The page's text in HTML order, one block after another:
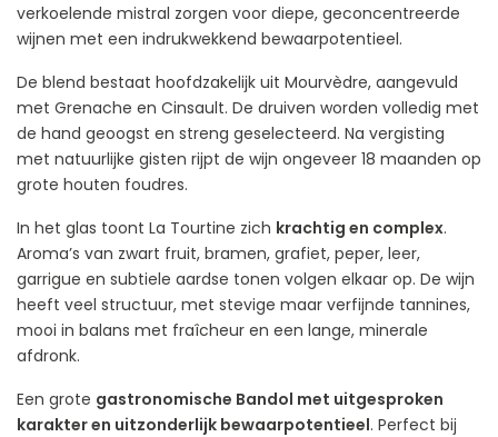
verkoelende mistral zorgen voor diepe, geconcentreerde
wijnen met een indrukwekkend bewaarpotentieel.
De blend bestaat hoofdzakelijk uit Mourvèdre, aangevuld
met Grenache en Cinsault. De druiven worden volledig met
de hand geoogst en streng geselecteerd. Na vergisting
met natuurlijke gisten rijpt de wijn ongeveer 18 maanden op
grote houten foudres.
In het glas toont La Tourtine zich krachtig en complex.
Aroma’s van zwart fruit, bramen, grafiet, peper, leer,
garrigue en subtiele aardse tonen volgen elkaar op. De wijn
heeft veel structuur, met stevige maar verfijnde tannines,
mooi in balans met fraîcheur en een lange, minerale
afdronk.
Een grote gastronomische Bandol met uitgesproken
karakter en uitzonderlijk bewaarpotentieel. Perfect bij